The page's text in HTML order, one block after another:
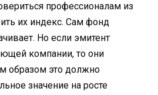
профессионалам из
их индекс. Сам фонд
Но если эмитент
компании, то они
образом это должно
значение на росте